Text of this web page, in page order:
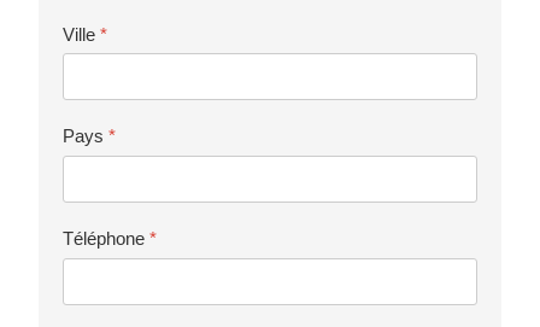
Ville *
Pays *
Téléphone *